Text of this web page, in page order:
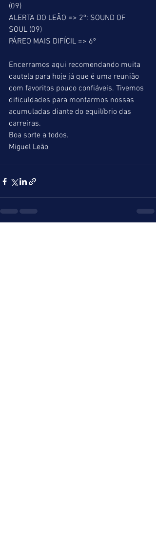
(09)
ALERTA DO LEÃO => 2º: SOUND OF
SOUL (09)
PÁREO MAIS DIFÍCIL => 6º
Encerramos aqui recomendando muita
cautela para hoje já que é uma reunião
com favoritos pouco confiáveis. Tivemos
dificuldades para montarmos nossas
acumuladas diante do equilíbrio das
carreiras.
Boa sorte a todos.
Miguel Leão